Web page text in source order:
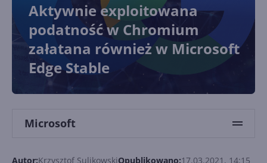
Aktywnie exploitowana
podatność w Chromium
załatana również w Microsoft
Edge Stable
Microsoft
Autor:Krzysztof SulikowskiOpublikowano:17.03.2021, 14:15